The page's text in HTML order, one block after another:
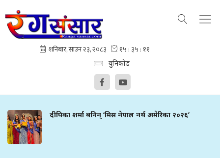
युनिकोड
दीपिका शर्मा बनिन् ‘मिस नेपाल नर्थ अमेरिका २०२६’